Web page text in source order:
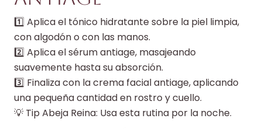
1️⃣ Aplica el tónico hidratante sobre la piel limpia,
con algodón o con las manos.
2️⃣ Aplica el sérum antiage, masajeando
suavemente hasta su absorción.
3️⃣ Finaliza con la crema facial antiage, aplicando
una pequeña cantidad en rostro y cuello.
💡 Tip Abeja Reina: Usa esta rutina por la noche.